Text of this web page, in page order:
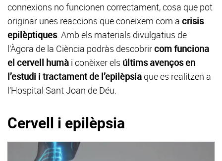
connexions no funcionen correctament, cosa que pot
originar unes reaccions que coneixem com a crisis
epilèptiques. Amb els materials divulgatius de
l’Àgora de la Ciència podràs descobrircom funciona
el cervell humà i conèixer els últims avenços en
l’estudi i tractament de l’epilèpsia que es realitzen a
l’Hospital Sant Joan de Déu.
Cervell i epilèpsia